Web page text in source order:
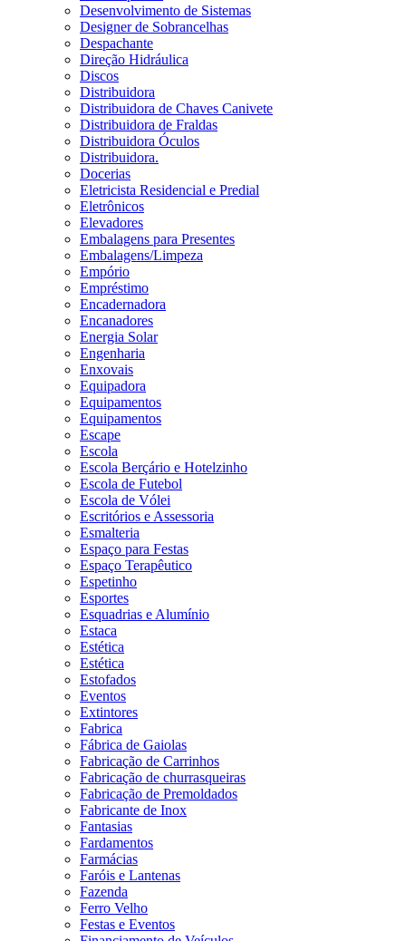
Desenvolvimento de Sistemas
Designer de Sobrancelhas
Despachante
Direção Hidráulica
Discos
Distribuidora
Distribuidora de Chaves Canivete
Distribuidora de Fraldas
Distribuidora Óculos
Distribuidora.
Docerias
Eletricista Residencial e Predial
Eletrônicos
Elevadores
Embalagens para Presentes
Embalagens/Limpeza
Empório
Empréstimo
Encadernadora
Encanadores
Energia Solar
Engenharia
Enxovais
Equipadora
Equipamentos
Equipamentos
Escape
Escola
Escola Berçário e Hotelzinho
Escola de Futebol
Escola de Vólei
Escritórios e Assessoria
Esmalteria
Espaço para Festas
Espaço Terapêutico
Espetinho
Esportes
Esquadrias e Alumínio
Estaca
Estética
Estética
Estofados
Eventos
Extintores
Fabrica
Fábrica de Gaiolas
Fabricação de Carrinhos
Fabricação de churrasqueiras
Fabricação de Premoldados
Fabricante de Inox
Fantasias
Fardamentos
Farmácias
Faróis e Lantenas
Fazenda
Ferro Velho
Festas e Eventos